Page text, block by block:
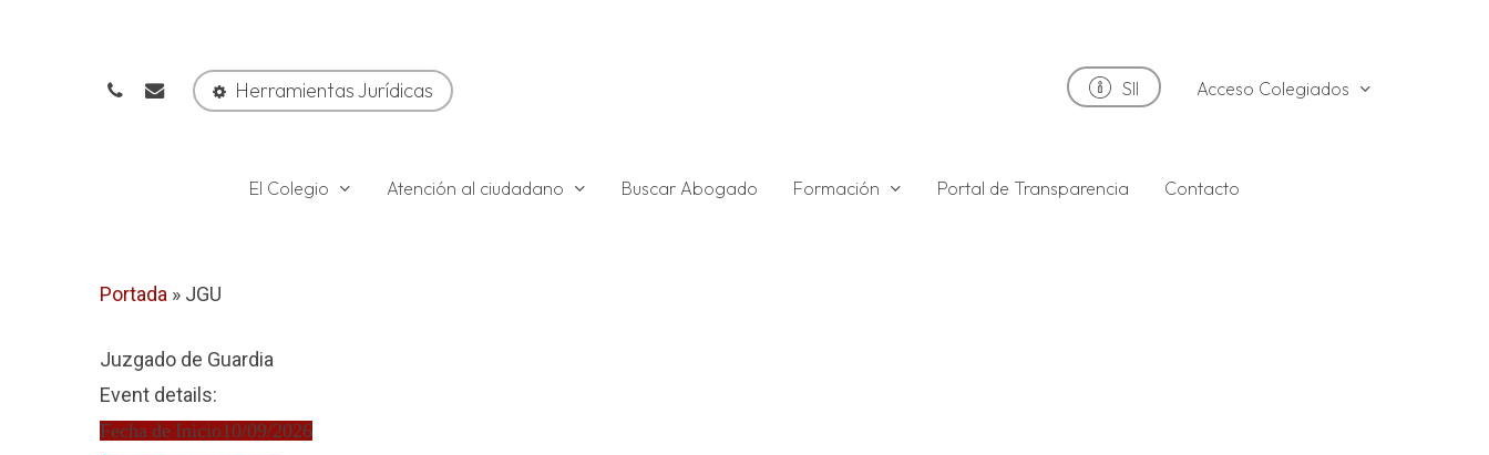
phoneemail Herramientas Jurídicas SII Acceso Colegiados
El Colegio Atención al ciudadano Buscar Abogado Formación Portal de Transparencia Contacto
Portada » JGU
Juzgado de Guardia
Event details:
Fecha de Inicio10/09/2026